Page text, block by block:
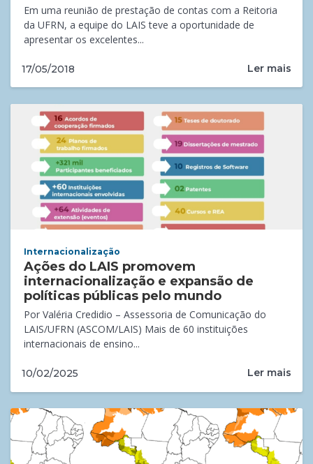
Em uma reunião de prestação de contas com a Reitoria
da UFRN, a equipe do LAIS teve a oportunidade de
apresentar os excelentes...
17/05/2018 Ler mais
Internacionalização
Ações do LAIS promovem
internacionalização e expansão de
políticas públicas pelo mundo
Por Valéria Credidio – Assessoria de Comunicação do
LAIS/UFRN (ASCOM/LAIS) Mais de 60 instituições
internacionais de ensino...
10/02/2025 Ler mais